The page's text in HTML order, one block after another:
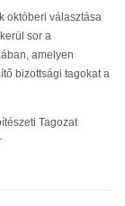
októberi választása
kerül sor a
amelyen
bizottsági tagokat a
Tagozat